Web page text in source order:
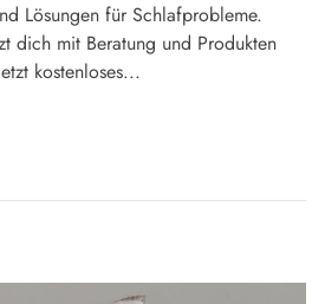
Lösungen für Schlafprobleme.
dich mit Beratung und Produkten
kostenloses...